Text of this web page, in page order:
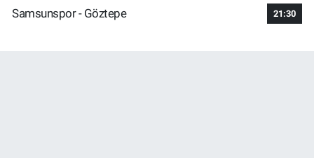
Samsunspor - Göztepe
21:30